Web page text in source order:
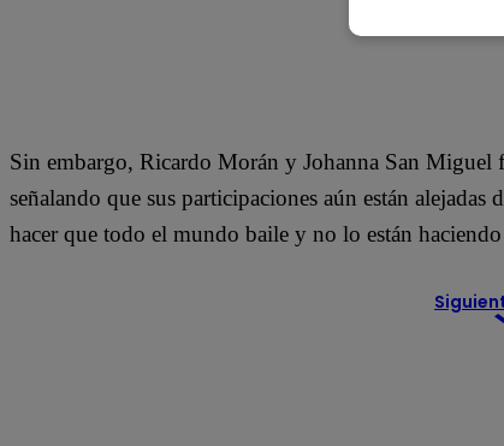
Sin embargo, Ricardo Morán y Johanna San
señalando que sus participaciones aún están alejadas
hacer que todo el mundo baile y no lo están